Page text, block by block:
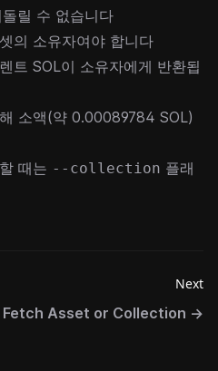
릴 수 없습니다
의 소유자여야 합니다
트 SOL이 소유자에게 반환됩
소액(약 0.00089784 SOL)
때는 --collection 플래
Next
Fetch Asset or Collection →